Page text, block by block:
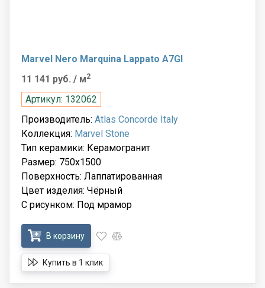
Marvel Nero Marquina Lappato A7GI
11 141 руб. / м2
Артикул: 132062
Производитель: Atlas Concorde Italy
Коллекция: Marvel Stone
Тип керамики: Керамогранит
Размер: 750x1500
Поверхность: Лаппатированная
Цвет изделия: Чёрный
С рисунком: Под мрамор
В корзину
Купить в 1 клик